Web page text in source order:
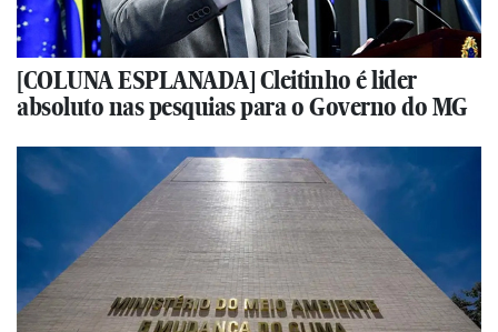
[COLUNA ESPLANADA] Cleitinho é lider
absoluto nas pesquias para o Governo do MG